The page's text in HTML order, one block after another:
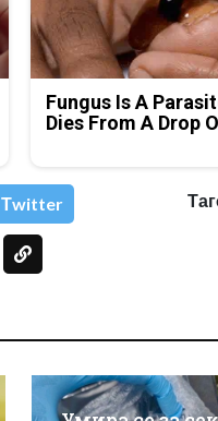
Fungus Is A
Dies From A Drop
Тwitter